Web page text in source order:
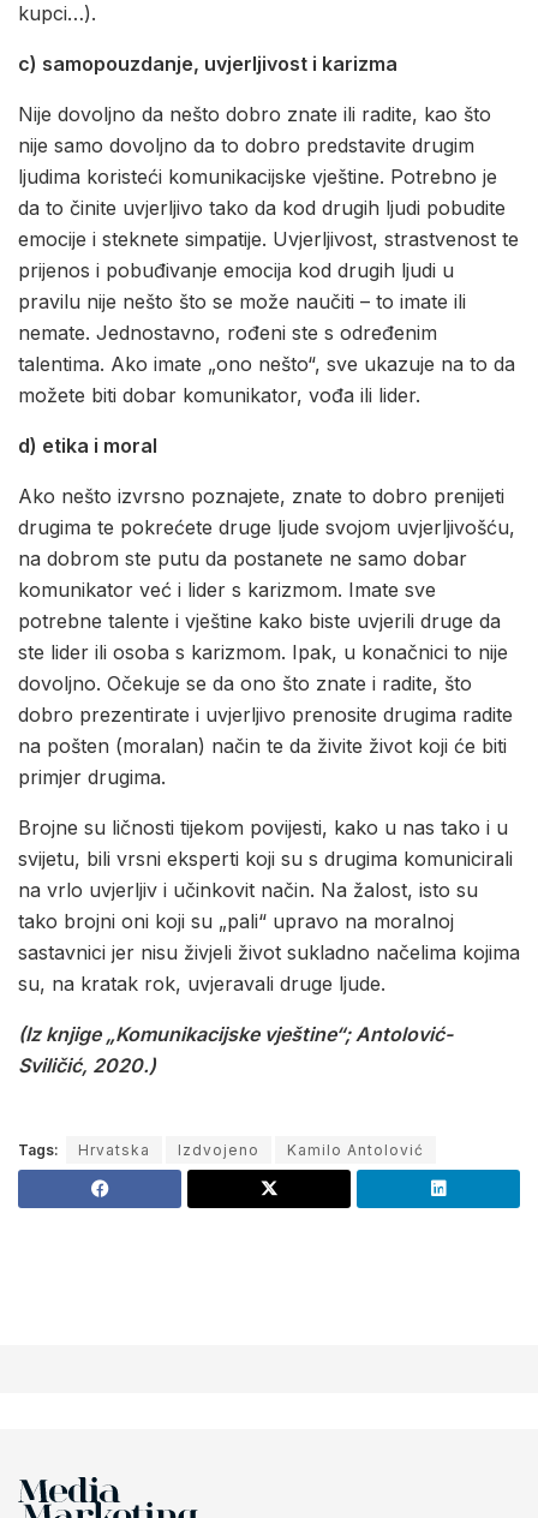
kupci…).
c) samopouzdanje, uvjerljivost i karizma
Nije dovoljno da nešto dobro znate ili radite, kao što
nije samo dovoljno da to dobro predstavite drugim
ljudima koristeći komunikacijske vještine. Potrebno je
da to činite uvjerljivo tako da kod drugih ljudi pobudite
emocije i steknete simpatije. Uvjerljivost, strastvenost te
prijenos i pobuđivanje emocija kod drugih ljudi u
pravilu nije nešto što se može naučiti – to imate ili
nemate. Jednostavno, rođeni ste s određenim
talentima. Ako imate „ono nešto“, sve ukazuje na to da
možete biti dobar komunikator, vođa ili lider.
d) etika i moral
Ako nešto izvrsno poznajete, znate to dobro prenijeti
drugima te pokrećete druge ljude svojom uvjerljivošću,
na dobrom ste putu da postanete ne samo dobar
komunikator već i lider s karizmom. Imate sve
potrebne talente i vještine kako biste uvjerili druge da
ste lider ili osoba s karizmom. Ipak, u konačnici to nije
dovoljno. Očekuje se da ono što znate i radite, što
dobro prezentirate i uvjerljivo prenosite drugima radite
na pošten (moralan) način te da živite život koji će biti
primjer drugima.
Brojne su ličnosti tijekom povijesti, kako u nas tako i u
svijetu, bili vrsni eksperti koji su s drugima komunicirali
na vrlo uvjerljiv i učinkovit način. Na žalost, isto su
tako brojni oni koji su „pali“ upravo na moralnoj
sastavnici jer nisu živjeli život sukladno načelima kojima
su, na kratak rok, uvjeravali druge ljude.
(Iz knjige „Komunikacijske vještine“; Antolović-
Sviličić, 2020.)
Tags: Hrvatska Izdvojeno Kamilo Antolović